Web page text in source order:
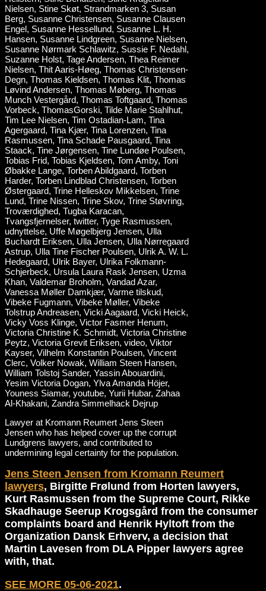
Lawyer at Kromann Reumert Jens Steen
Jensen who has helped cover up the corrupt
Lundgrens lawyers, and contributed to
undermining legal certainty for the population.
Jens Steen Jensen from Kromann Reumert
lawyers, Birgitte Frølund from Horten lawyers,
Kurt Rasmussen from the Supreme Court, Rikke
Skadhauge Seerup Krogsgård from the consumer
complaints board and Henrik Hyltoft from the
Organization Dansk Erhverv, a decision that
Martin Lavesen from DLA Pipper lawyers agree
with, that.
SEE MORE 05-06-2021.